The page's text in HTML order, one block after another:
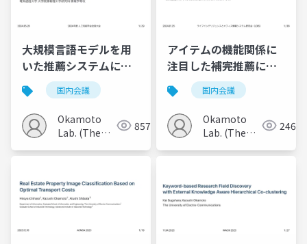
大規模言語モデルを用
いた推薦システムにお
けるセレンディピティ
判断の検討
国内会議
Okamoto
Lab. (The
857
アイテムの機能関係に
注目した補完推薦に関
する検討国内会議
Okamoto
Lab. (The
246